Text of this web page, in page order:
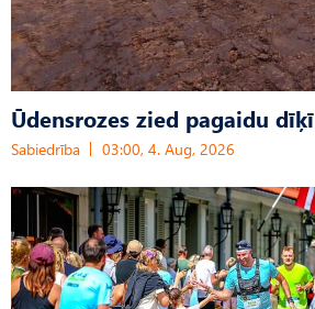
Ūdensrozes zied pagaidu dīķī
Sabiedrība 03:00, 4. Aug, 2026